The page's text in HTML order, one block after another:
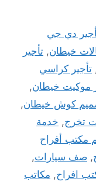
دي جي
خيطان, تأجير
تأجير كراسي
موكيت خيطان,
كوش خيطان,
تخرج, خدمة
مكتب أفراح
, صف سيارات,
افراح, مكاتب